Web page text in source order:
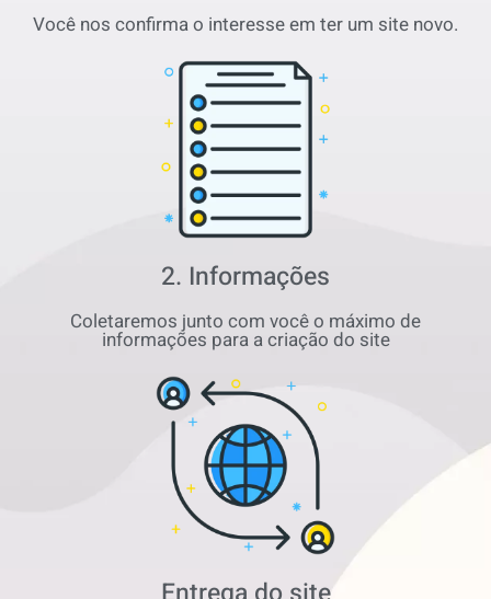
Você nos confirma o interesse em ter um site novo.
2. Informações
Coletaremos junto com você o máximo de
informações para a criação do site